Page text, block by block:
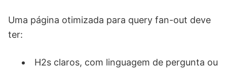
Uma página otimizada para query fan-out deve
ter:
H2s claros, com linguagem de pergunta ou